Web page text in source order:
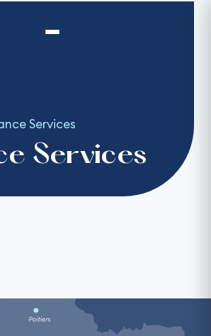
Services
Services